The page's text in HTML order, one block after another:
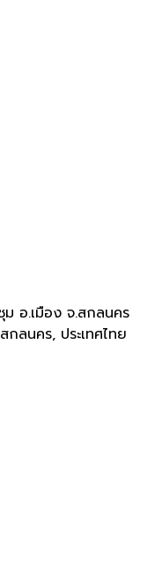
ม อ.เมือง จ.สกลนคร
ลนคร, ประเทศไทย